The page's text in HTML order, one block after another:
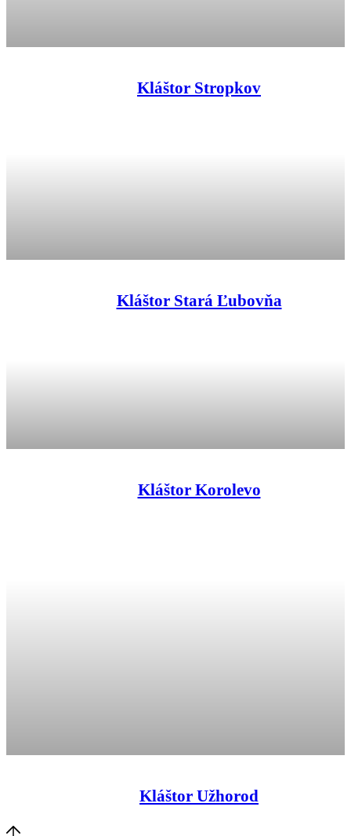
Kláštor Stropkov
Kláštor Stará Ľubovňa
Kláštor Korolevo
Kláštor Užhorod